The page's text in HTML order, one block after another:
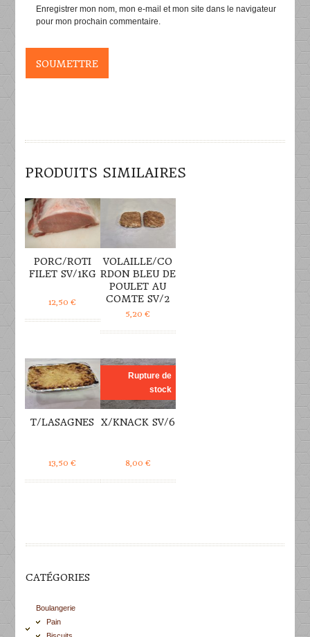
Enregistrer mon nom, mon e-mail et mon site dans le navigateur
pour mon prochain commentaire.
PRODUITS SIMILAIRES
PORC/ROTI
FILET SV/1KG
12,50€
VOLAILLE/CO
RDON BLEU DE
POULET AU
COMTE SV/2
5,20€
T/LASAGNES
13,50€
Rupture de
stock
X/KNACK SV/6
8,00 €
CATÉGORIES
Boulangerie
Pain